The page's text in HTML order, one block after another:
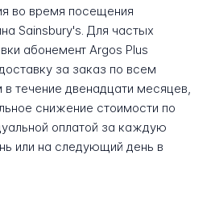
во время посещения
Sainsbury's. Для частых
абонемент Argos Plus
за заказ по всем
течение двенадцати месяцев,
снижение стоимости по
оплатой за каждую
или на следующий день в